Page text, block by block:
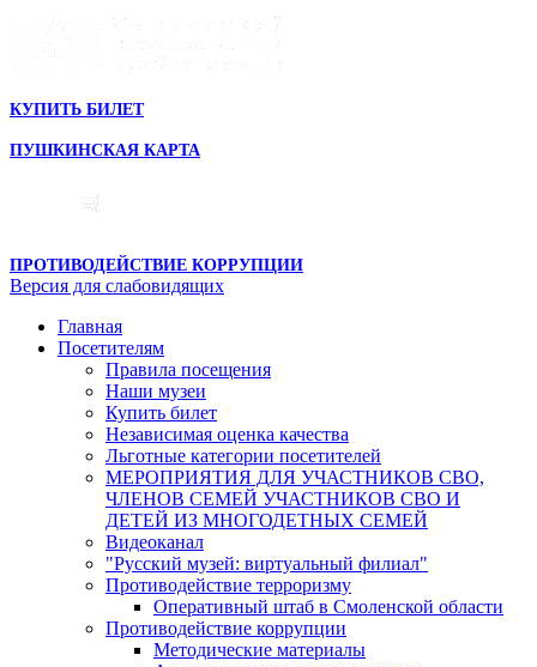
КУПИТЬ БИЛЕТ
ПУШКИНСКАЯ КАРТА
ПРОТИВОДЕЙСТВИЕ КОРРУПЦИИ
Версия для слабовидящих
Главная
Посетителям
Правила посещения
Наши музеи
Купить билет
Независимая оценка качества
Льготные категории посетителей
МЕРОПРИЯТИЯ ДЛЯ УЧАСТНИКОВ СВО,
ЧЛЕНОВ СЕМЕЙ УЧАСТНИКОВ СВО И
ДЕТЕЙ ИЗ МНОГОДЕТНЫХ СЕМЕЙ
Видеоканал
"Русский музей: виртуальный филиал"
Противодействие терроризму
Оперативный штаб в Смоленской области
Противодействие коррупции
Методические материалы